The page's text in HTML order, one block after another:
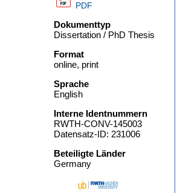
PDF
Dokumenttyp
Dissertation / PhD Thesis
Format
online, print
Sprache
English
Interne Identnummern
RWTH-CONV-145003
Datensatz-ID: 231006
Beteiligte Länder
Germany